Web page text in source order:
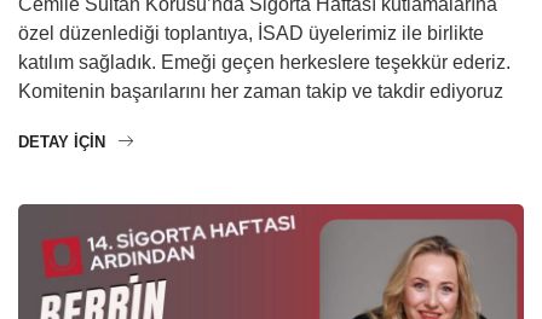
Cemile Sultan Korusu’nda Sigorta Haftası kutlamalarına
özel düzenlediği toplantıya, İSAD üyelerimiz ile birlikte
katılım sağladık. Emeği geçen herkeslere teşekkür ederiz.
Komitenin başarılarını her zaman takip ve takdir ediyoruz
DETAY IÇIN